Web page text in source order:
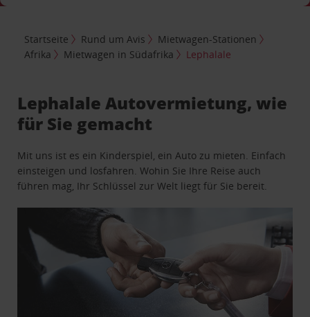
Startseite Rund um Avis
Mietwagen-Stationen
Afrika
Mietwagen in Südafrika Lephalale
Lephalale Autovermietung, wie
für Sie gemacht
Mit uns ist es ein Kinderspiel, ein Auto zu mieten. Einfach
einsteigen und losfahren. Wohin Sie Ihre Reise auch
führen mag, Ihr Schlüssel zur Welt liegt für Sie bereit.